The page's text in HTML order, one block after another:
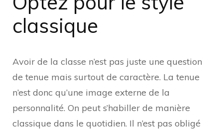
classique
Avoir de la classe n’est pas juste une question
de tenue mais surtout de caractère. La tenue
n’est donc qu’une image externe de la
personnalité. On peut s’habiller de manière
classique dans le quotidien. Il n’est pas obligé